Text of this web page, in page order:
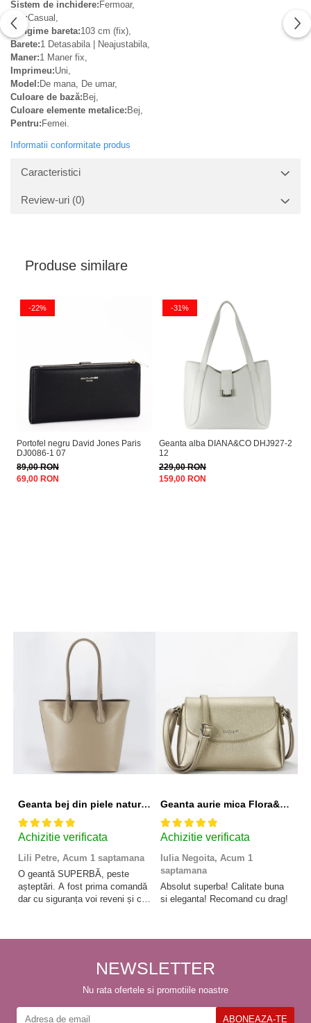
Sistem de inchidere: Fermoar,
Stil:Casual,
Lungime bareta:103 cm (fix),
Barete:1 Detasabila | Neajustabila,
Maner:1 Maner fix,
Imprimeu:Uni,
Model: De mana, De umar,
Culoare de bază: Bej,
Culoare elemente metalice: Bej,
Pentru: Femei.
Informatii conformitate produs
Caracteristici
Review-uri (0)
Produse similare
-22%
Portofel negru David Jones Paris
DJ0086-1 07
89,00 RON
69,00 RON
-31%
Geanta alba DIANA&CO DHJ927-2
12
229,00 RON
159,00 RON
Geanta bej din piele naturala 8966 123
Achizitie verificata
Lili Petre, Acum 1 saptamana
O geantă SUPERBĂ, peste
așteptări. A fost prima comandă
dar cu siguranța voi reveni și cu
Geanta aurie mica Flora&CO Paris H6930 16
Achizitie verificata
Iulia Negoita, Acum 1
saptamana
Absolut superba! Calitate buna
si eleganta! Recomand cu drag!
NEWSLETTER
Nu rata ofertele si promotiile noastre